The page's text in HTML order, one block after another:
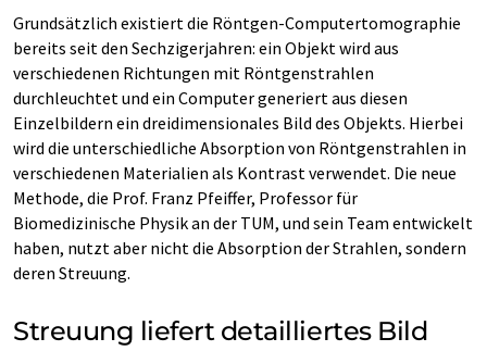
Grundsätzlich existiert die Röntgen-Computertomographie
bereits seit den Sechzigerjahren: ein Objekt wird aus
verschiedenen Richtungen mit Röntgenstrahlen
durchleuchtet und ein Computer generiert aus diesen
Einzelbildern ein dreidimensionales Bild des Objekts. Hierbei
wird die unterschiedliche Absorption von Röntgenstrahlen in
verschiedenen Materialien als Kontrast verwendet. Die neue
Methode, die Prof. Franz Pfeiffer, Professor für
Biomedizinische Physik an der TUM, und sein Team entwickelt
haben, nutzt aber nicht die Absorption der Strahlen, sondern
deren Streuung.
Streuung liefert detailliertes Bild